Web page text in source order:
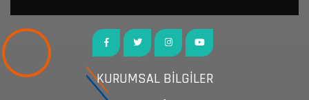
KURUMSAL BİLGİLER